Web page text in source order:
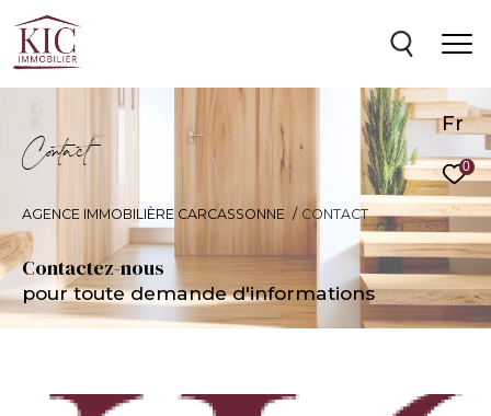
Fr
0
Cotact
AGENCE IMMOBILIÈRE CARCASSONNE CONTACT
Contactez-nous
pour toute demande d'informations